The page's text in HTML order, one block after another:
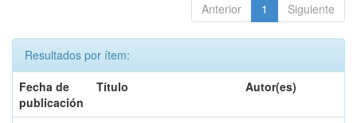
Anterior 1 Siguiente
Resultados por ítem:
Fecha de
publicación
Título Autor(es)